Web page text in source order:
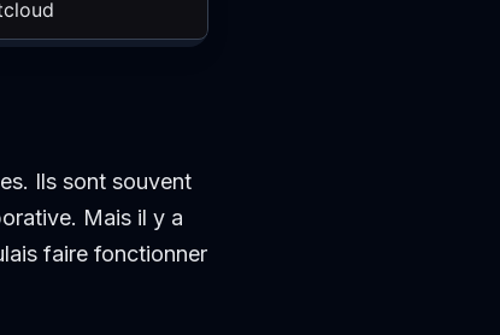
Ils sont souvent
Mais il y a
faire fonctionner